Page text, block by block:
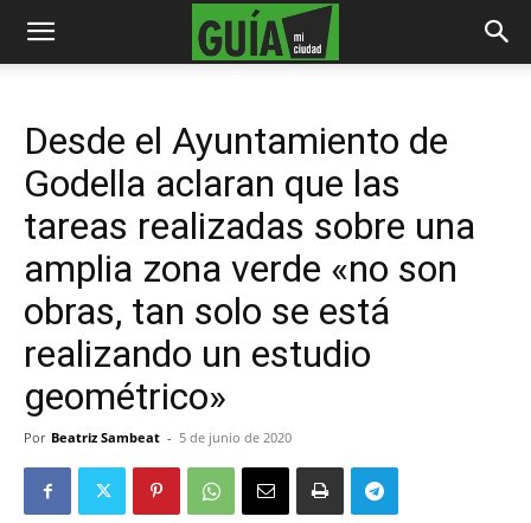
Desde el Ayuntamiento de
Godella aclaran que las
tareas realizadas sobre una
amplia zona verde «no son
obras, tan solo se está
realizando un estudio
geométrico»
Por Beatriz Sambeat - 5 de junio de 2020